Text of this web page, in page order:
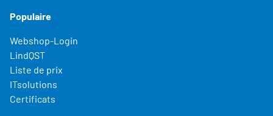
Populaire
Webshop-Login
LindQST
Liste de prix
ITsolutions
Certificats